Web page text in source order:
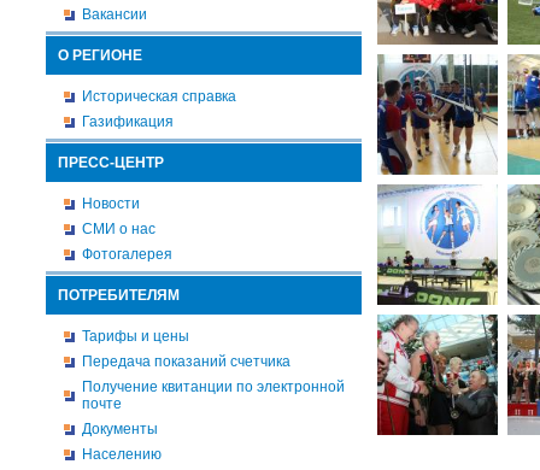
Вакансии
О РЕГИОНЕ
Историческая справка
Газификация
ПРЕСС-ЦЕНТР
Новости
СМИ о нас
Фотогалерея
ПОТРЕБИТЕЛЯМ
Тарифы и цены
Передача показаний счетчика
Получение квитанции по электронной
почте
Документы
Населению